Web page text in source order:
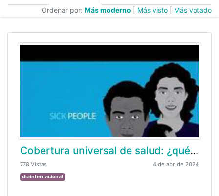
Ordenar por: Más moderno Más visto Más votado
Cobertura universal de salud: ¿qué significa?
778 Vistas 4 de abr. de 2024
diainternacional